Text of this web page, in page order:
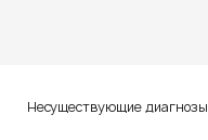
Несуществующие диагнозы